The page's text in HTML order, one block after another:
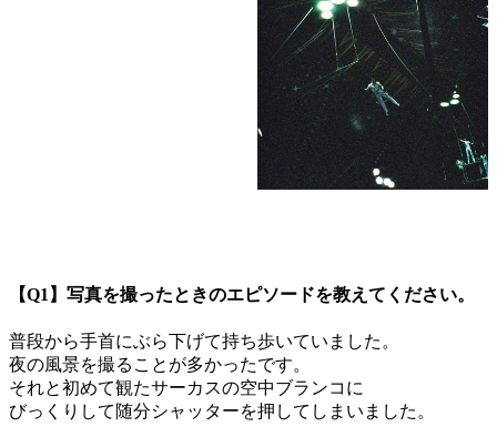
【Q1】写真を撮ったときのエピソードを教えてください。
普段から手首にぶら下げて持ち歩いていました。
夜の風景を撮ることが多かったです。
それと初めて観たサーカスの空中ブランコに
びっくりして随分シャッターを押してしまいました。